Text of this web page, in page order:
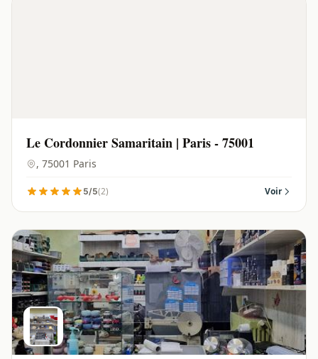
Le Cordonnier Samaritain | Paris - 75001
, 75001 Paris
5/5(2) Voir